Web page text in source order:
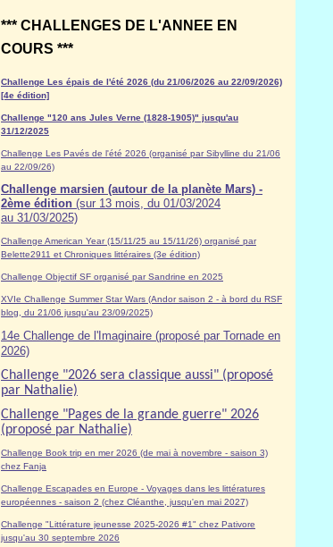
*** CHALLENGES DE L'ANNEE EN
COURS ***
Challenge Les épais de l'été 2026 (du 21/06/2026 au 22/09/2026)
[4e édition]
Challenge "120 ans Jules Verne (1828-1905)" jusqu'au
31/12/2025
Challenge Les Pavés de l'été 2026 (organisé par Sibylline du 21/06
au 22/09/26)
Challenge marsien (autour de la planète Mars) -
2ème édition (sur 13 mois, du 01/03/2024
au 31/03/2025)
Challenge American Year (15/11/25 au 15/11/26) organisé par
Belette2911 et Chroniques littéraires (3e édition)
Challenge Objectif SF organisé par Sandrine en 2025
XVIe Challenge Summer Star Wars (Andor saison 2 - à bord du RSF
blog, du 21/06 jusqu'au 23/09/2025)
14e Challenge de l'Imaginaire (proposé par Tornade en
2026)
Challenge "2026 sera classique aussi" (proposé
par Nathalie)
Challenge "Pages de la grande guerre" 2026
(proposé par Nathalie)
Challenge Book trip en mer 2026 (de mai à novembre - saison 3)
chez Fanja
Challenge Escapades en Europe - Voyages dans les littératures
européennes - saison 2 (chez Cléanthe, jusqu'en mai 2027)
Challenge "Littérature jeunesse 2025-2026 #1" chez Pativore
jusqu'au 30 septembre 2026